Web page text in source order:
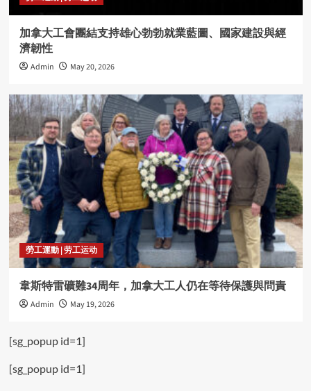
加拿大工會團結支持雄心勃勃就業藍圖、國家建設與經
濟韌性
Admin May 20, 2026
勞工運動 | 劳工运动
韋斯特雷礦難34周年，加拿大工人仍在等待保護與問責
Admin May 19, 2026
[sg_popup id=1]
[sg_popup id=1]